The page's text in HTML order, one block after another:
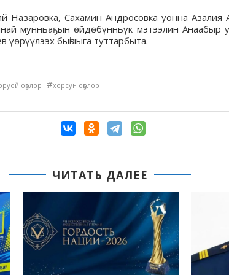
Назаровка, Сахамин Андросовка уонна Азалия
мунньаҕын өйдөбүнньүк мэтээлин Анаабыр
үөрүүлээх быһыыга туттарбыта.
оҕолор #хорсун оҕолор
ЧИТАТЬ ДАЛЕЕ